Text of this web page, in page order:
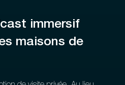
immersif
maisons de